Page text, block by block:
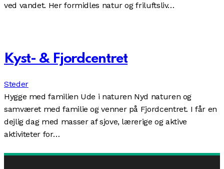
ved vandet. Her formidles natur og friluftsliv…
Kyst- & Fjordcentret
Steder
Hygge med familien Ude i naturen Nyd naturen og
samværet med familie og venner på Fjordcentret. I får en
dejlig dag med masser af sjove, lærerige og aktive
aktiviteter for…